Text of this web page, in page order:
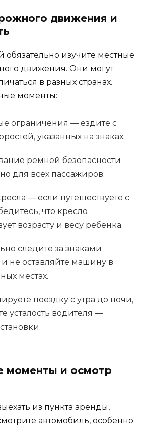
движения и
обязательно изучите местные
движения. Они могут
в разных странах.
моменты:
ограничения — ездите с
указанных на знаках.
ремней безопасности
для всех пассажиров.
— если путешествуете с
что кресло
возрасту и весу ребёнка.
следите за знаками
не оставляйте машину в
местах.
поездку с утра до ночи,
усталость водителя —
моменты и осмотр
из пункта аренды,
автомобиль, особенно